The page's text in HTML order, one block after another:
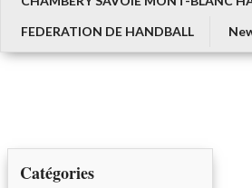
FEDERATION DE HANDBALL
Catégories